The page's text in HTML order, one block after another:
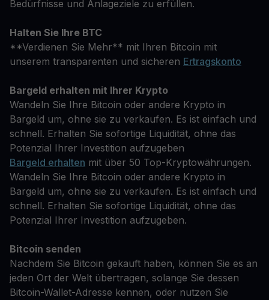
Bedürfnisse und Anlageziele zu erfüllen.
Halten Sie Ihre BTC
**Verdienen Sie Mehr** mit Ihren Bitcoin mit
unserem transparenten und sicheren Ertragskonto
Bargeld erhalten mit Ihrer Krypto
Wandeln Sie Ihre Bitcoin oder andere Krypto in
Bargeld um, ohne sie zu verkaufen. Es ist einfach und
schnell. Erhalten Sie sofortige Liquidität, ohne das
Potenzial Ihrer Investition aufzugeben
Bargeld erhalten mit über 50 Top-Kryptowährungen.
Wandeln Sie Ihre Bitcoin oder andere Krypto in
Bargeld um, ohne sie zu verkaufen. Es ist einfach und
schnell. Erhalten Sie sofortige Liquidität, ohne das
Potenzial Ihrer Investition aufzugeben.
Bitcoin senden
Nachdem Sie Bitcoin gekauft haben, können Sie es an
jeden Ort der Welt übertragen, solange Sie dessen
Bitcoin-Wallet-Adresse kennen, oder nutzen Sie